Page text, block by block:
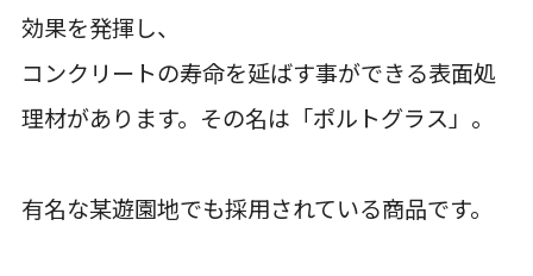
効果を発揮し、
コンクリートの寿命を延ばす事ができる表面処
理材があります。その名は「ポルトグラス」。
有名な某遊園地でも採用されている商品です。